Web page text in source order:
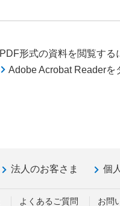
PDF形式の資料を閲覧する
Adobe Acrobat Readerを
法人のお客さま 個
よくあるご質問 お問